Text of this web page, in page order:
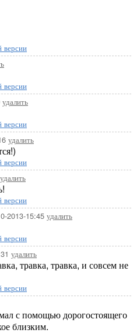
версии
версии
удалить
версии
удалить
версии
удалить
версии
2013-15:45 удалить
версии
удалить
травка, травка, и совсем не
версии
с помощью дорогостоящего
близким.